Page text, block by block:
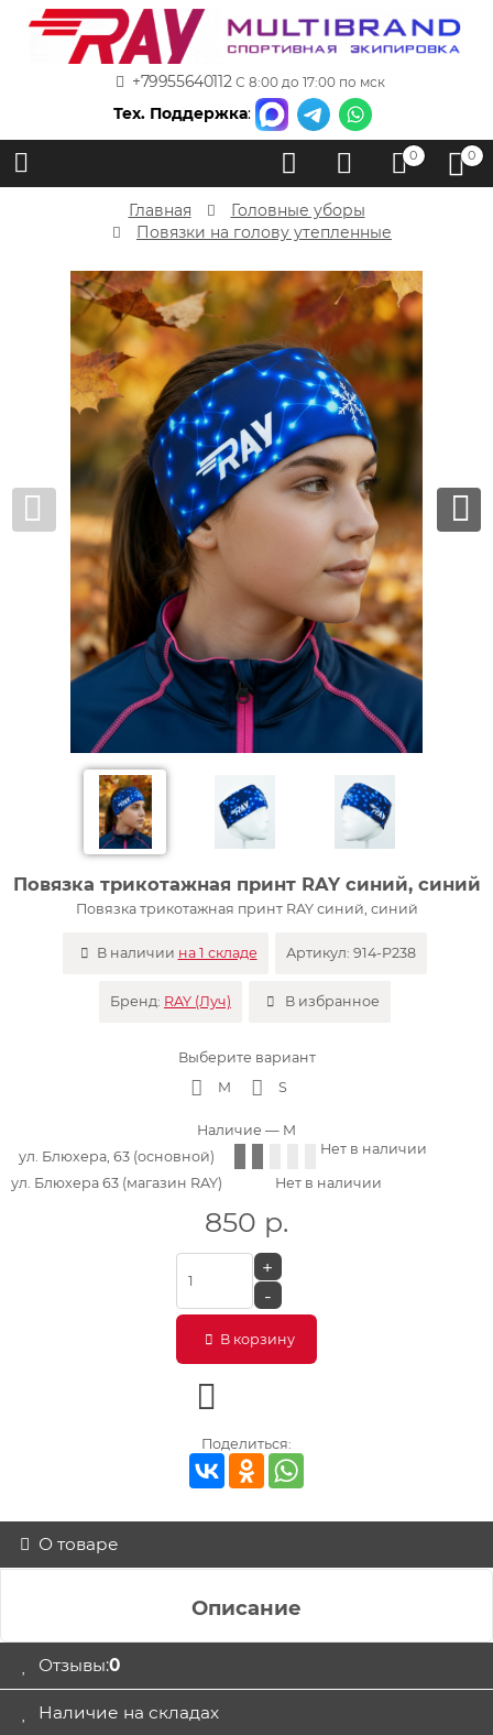
+79955640112 С 8:00 до 17:00 по мск
Тех. Поддержка:
0 0
Главная
Головные уборы
Повязки на голову утепленные
Повязка трикотажная принт RAY синий, синий
Повязка трикотажная принт RAY синий, синий
В наличии на 1 складе Артикул: 914-P238
Бренд: RAY (Луч) В избранное
Выберите вариант
M
S
Наличие — M
ул. Блюхера, 63 (основной)
Нет в наличии
ул. Блюхера 63 (магазин RAY) Нет в наличии
850 р.
+
-
В корзину
Поделиться:
О товаре
Описание
Отзывы:0
Наличие на складах